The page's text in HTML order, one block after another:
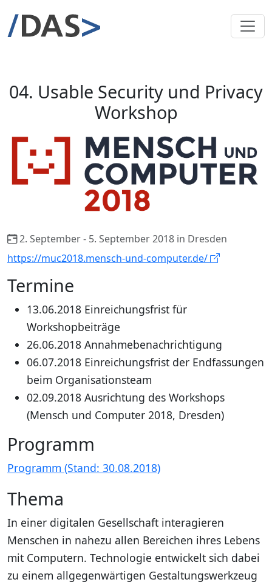
04. Usable Security und Privacy
Workshop
2. September - 5. September 2018 in Dresden
https://muc2018.mensch-und-computer.de/
Termine
13.06.2018 Einreichungsfrist für
Workshopbeiträge
26.06.2018 Annahmebenachrichtigung
06.07.2018 Einreichungsfrist der Endfassungen
beim Organisationsteam
02.09.2018 Ausrichtung des Workshops
(Mensch und Computer 2018, Dresden)
Programm
Programm (Stand: 30.08.2018)
Thema
In einer digitalen Gesellschaft interagieren
Menschen in nahezu allen Bereichen ihres Lebens
mit Computern. Technologie entwickelt sich dabei
zu einem allgegenwärtigen Gestaltungswerkzeug